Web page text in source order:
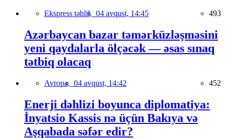
Ekspress təhlil, 04 avqust, 14:45 493
Azərbaycan bazar təmərküzləşməsini
yeni qaydalarla ölçəcək — əsas sınaq
tətbiq olacaq
Avropa, 04 avqust, 14:42 452
Enerji dəhlizi boyunca diplomatiya:
İnyatsio Kassis nə üçün Bakıya və
Aşqabada səfər edir?